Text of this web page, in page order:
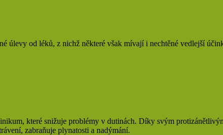
úlevy od léků, z nichž některé však mívají i nechtěné vedlejší
které snižuje problémy v dutinách. Díky svým
zabraňuje plynatosti a nadýmání.